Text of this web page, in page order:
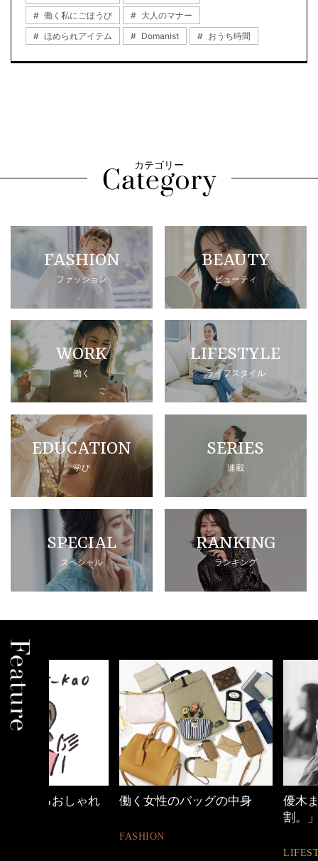
働く私にごほうび
大人のマナー
ほめられアイテム
Domanist おうち時間
カテゴリー
FASHION
ファッション
BEAUTY
ビューティ
WORK
働く
LIFESTYLE
ライフスタイル
EDUCATION
学び
SERIES
連載
SPECIAL
スペシャル
RANKING
ランキング
働く女性のバッグの中身
優木まおみさん「